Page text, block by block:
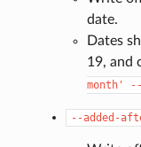
date.
Dates
19, and
month'
--added-